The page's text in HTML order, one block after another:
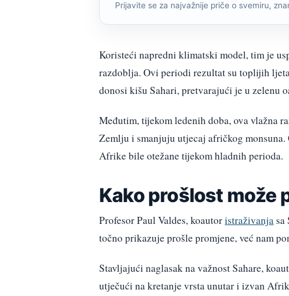
Prijavite se za najvažnije priče o svemiru,
Koristeći napredni klimatski model, tim je
razdoblja. Ovi periodi rezultat su toplijih
donosi kišu Sahari, pretvarajući je u zelenu
Međutim, tijekom ledenih doba, ova vlažna
Zemlju i smanjuju utjecaj afričkog monsuna.
Afrike bile otežane tijekom hladnih perioda.
Kako prošlost može
Profesor Paul Valdes, koautoristraživanjasa
točno prikazuje prošle promjene, već nam
Stavljajući naglasak na važnost Sahare,
utječući na kretanje vrsta unutar i izvan